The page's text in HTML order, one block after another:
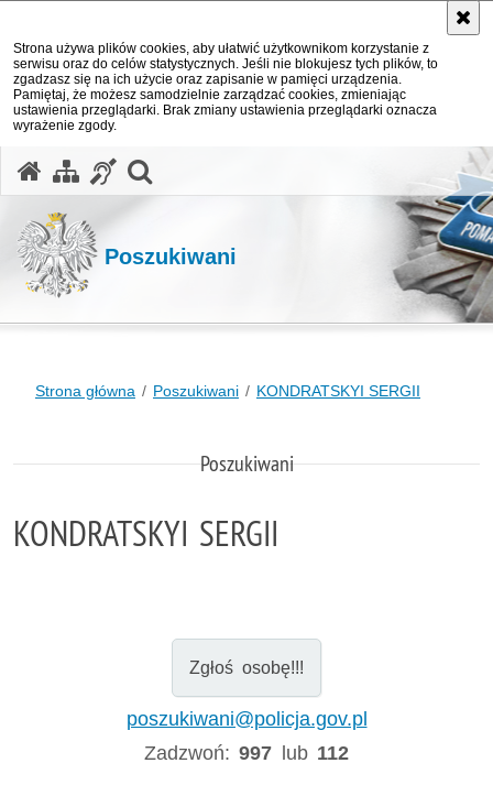
Strona używa plików cookies, aby ułatwić użytkownikom korzystanie z
serwisu oraz do celów statystycznych. Jeśli nie blokujesz tych plików, to
zgadzasz się na ich użycie oraz zapisanie w pamięci urządzenia.
Pamiętaj, że możesz samodzielnie zarządzać cookies, zmieniając
ustawienia przeglądarki. Brak zmiany ustawienia przeglądarki oznacza
wyrażenie zgody.
Poszukiwani
Strona główna Poszukiwani KONDRATSKYI SERGII
Poszukiwani
KONDRATSKYI SERGII
Zgłoś osobę!!!
poszukiwani@policja.gov.pl
Zadzwoń:997 lub 112